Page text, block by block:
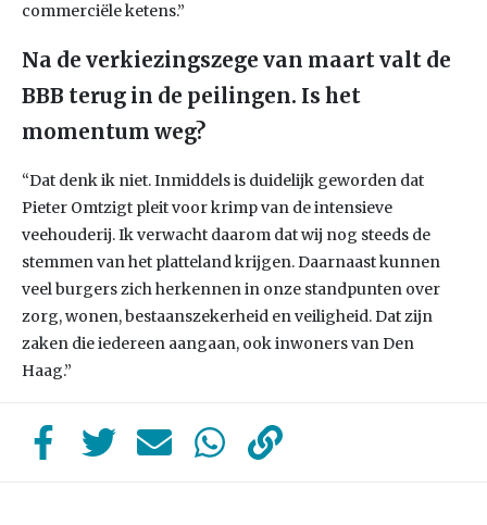
commerciële ketens.”
Na de verkiezingszege van maart valt de
BBB terug in de peilingen. Is het
momentum weg?
“Dat denk ik niet. Inmiddels is duidelijk geworden dat
Pieter Omtzigt pleit voor krimp van de intensieve
veehouderij. Ik verwacht daarom dat wij nog steeds de
stemmen van het platteland krijgen. Daarnaast kunnen
veel burgers zich herkennen in onze standpunten over
zorg, wonen, bestaanszekerheid en veiligheid. Dat zijn
zaken die iedereen aangaan, ook inwoners van Den
Haag.”